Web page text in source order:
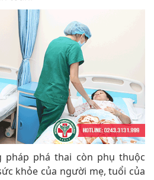
pháp phá thai còn phụ thuộc
khỏe của người mẹ, tuổi của